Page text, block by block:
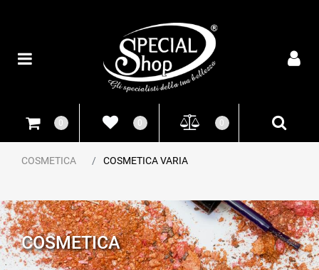
0 0 0
COSMETICA COSMETICA VARIA
COSMETICA